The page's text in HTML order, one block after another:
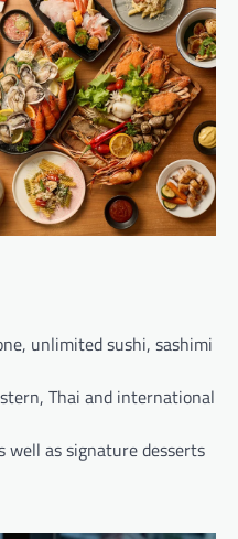
unlimited sushi, sashimi
Thai and international
well as signature desserts